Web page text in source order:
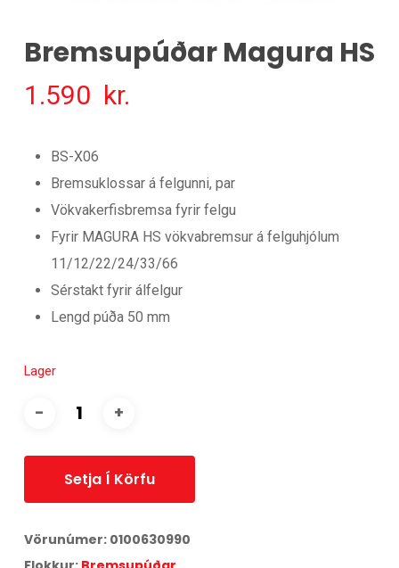
Bremsupúðar Magura HS
1.590 kr.
BS-X06
Bremsuklossar á felgunni, par
Vökvakerfisbremsa fyrir felgu
Fyrir MAGURA HS vökvabremsur á felguhjólum
11/12/22/24/33/66
Sérstakt fyrir álfelgur
Lengd púða 50 mm
Lager
Setja Í Körfu
Vörunúmer: 0100630990